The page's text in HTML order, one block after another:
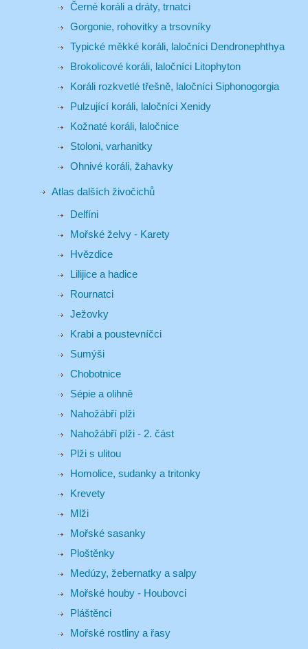
Černé koráli a dráty, trnatci
Gorgonie, rohovitky a trsovníky
Typické měkké koráli, laločníci Dendronephthya
Brokolicové koráli, laločníci Litophyton
Koráli rozkvetlé třešně, laločníci Siphonogorgia
Pulzující koráli, laločníci Xenidy
Kožnaté koráli, laločnice
Stoloni, varhanitky
Ohnivé koráli, žahavky
Atlas dalších živočichů
Delfíni
Mořské želvy - Karety
Hvězdice
Lilijice a hadice
Rournatci
Ježovky
Krabi a poustevníčci
Sumýši
Chobotnice
Sépie a olihně
Nahožábří plži
Nahožábří plži - 2. část
Plži s ulitou
Homolice, sudanky a tritonky
Krevety
Mlži
Mořské sasanky
Ploštěnky
Medúzy, žebernatky a salpy
Mořské houby - Houbovci
Pláštěnci
Mořské rostliny a řasy